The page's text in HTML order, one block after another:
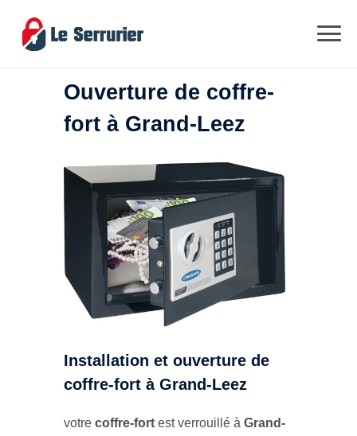
Ouverture de coffre-
fort à Grand-Leez
Installation et ouverture de
coffre-fort à Grand-Leez
votre coffre-fort est verrouillé à Grand-